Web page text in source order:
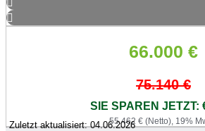
66.000 €
75.140€
SIE SPAREN JETZT:
55.462 € (Netto), 19%
Zuletzt aktualisiert: 04.06.2026